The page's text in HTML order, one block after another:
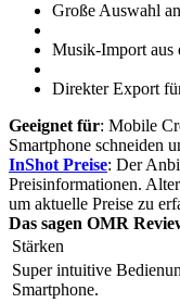
Große Auswahl
Musik-Import aus
Direkter Export
Geeignet für: Mobile
Smartphone schneiden
InShot Preise: Der
Preisinformationen.
um aktuelle Preise zu
Das sagen OMR
Stärken
Super intuitive
Smartphone.